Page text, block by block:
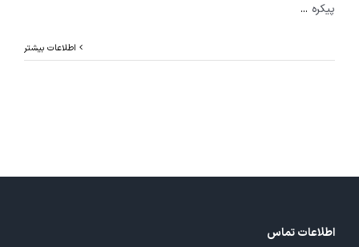
پیکره ...
اطلاعات بیشتر
اطلاعات تماس